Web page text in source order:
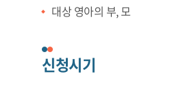
대상 영아의 부, 모
신청시기